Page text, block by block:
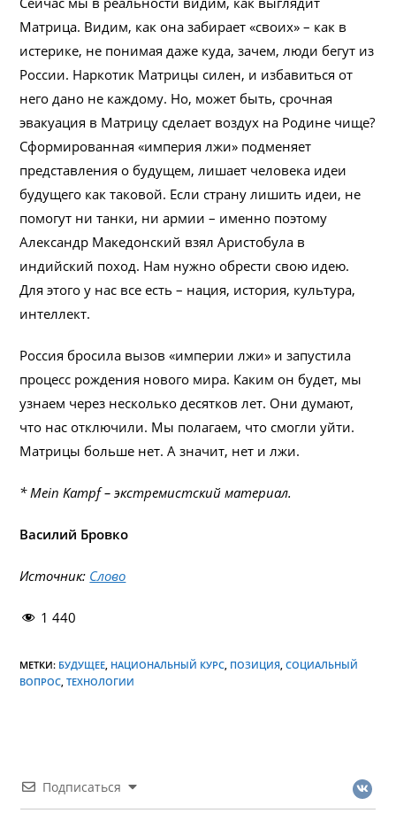
Матрица. Видим, как она забирает «своих» – как в
истерике, не понимая даже куда, зачем, люди бегут из
России. Наркотик Матрицы силен, и избавиться от
него дано не каждому. Но, может быть, срочная
эвакуация в Матрицу сделает воздух на Родине чище?
Сформированная «империя лжи» подменяет
представления о будущем, лишает человека идеи
будущего как таковой. Если страну лишить идеи, не
помогут ни танки, ни армии – именно поэтому
Александр Македонский взял Аристобула в
индийский поход. Нам нужно обрести свою идею.
Для этого у нас все есть – нация, история, культура,
интеллект.
Россия бросила вызов «империи лжи» и запустила
процесс рождения нового мира. Каким он будет, мы
узнаем через несколько десятков лет. Они думают,
что нас отключили. Мы полагаем, что смогли уйти.
Матрицы больше нет. А значит, нет и лжи.
* Mein Kampf – экстремистский материал.
Василий Бровко
Источник: Слово
1 440
МЕТКИ: БУДУЩЕЕ НАЦИОНАЛЬНЫЙ КУРС ПОЗИЦИЯ СОЦИАЛЬНЫЙ
ВОПРОС ТЕХНОЛОГИИ
Подписаться